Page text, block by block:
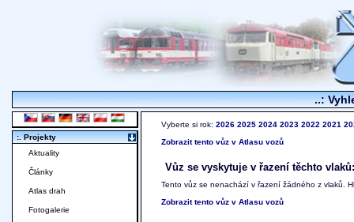
..:
Vyberte si rok: 2026 2025 2024 2023 2022 2021
Zobrazit tento vůz v Atlasu vozů
Vůz se vyskytuje v řazení těchto vlaků:
Tento vůz se nenachází v řazení žádného z vlaků.
Zobrazit tento vůz v Atlasu vozů
:. Projekty
Aktuality
Články
Atlas drah
Fotogalerie